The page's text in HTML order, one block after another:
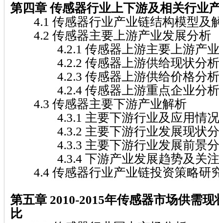
第四章 传感器行业上下游及相关行业
4.1 传感器行业产业链结构模型及
4.2 传感器主要上游产业发展分析
4.2.1 传感器上游主要上游产业
4.2.2 传感器上游供给现状分析
4.2.3 传感器上游供给价格分析
4.2.4 传感器上游重点企业分析
4.3 传感器主要下游产业解析
4.3.1 主要下游行业及应用情况
4.3.2 主要下游行业发展现状
4.3.3 主要下游行业发展前景
4.3.4 下游产业发展趋势及关注
4.4 传感器行业产业链投资策略研
第五章 2010-2015年传感器市场供需现
比